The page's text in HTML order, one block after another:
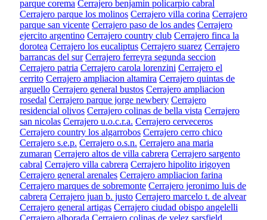
parque corema Cerrajero benjamin policarpio cabral
Cerrajero parque los molinos Cerrajero villa corina Cerrajero
parque san vicente Cerrajero paso de los andes Cerrajero
ejercito argentino Cerrajero country club Cerrajero finca la
dorotea Cerrajero los eucaliptus Cerrajero suarez Cerrajero
barrancas del sur Cerrajero ferreyra segunda seccion
Cerrajero patria Cerrajero carola lorenzini Cerrajero el
cerrito Cerrajero ampliacion altamira Cerrajero quintas de
arguello Cerrajero general bustos Cerrajero ampliacion
rosedal Cerrajero parque jorge newbery Cerrajero
residencial olivos Cerrajero colinas de bella vista Cerrajero
san nicolas Cerrajero u.o.c.r.a. Cerrajero cerveceros
Cerrajero country los algarrobos Cerrajero cerro chico
Cerrajero s.e.p. Cerrajero o.s.n. Cerrajero ana maria
zumaran Cerrajero altos de villa cabrera Cerrajero sargento
cabral Cerrajero villa cabrera Cerrajero hipolito irigoyen
Cerrajero general arenales Cerrajero ampliacion farina
Cerrajero marques de sobremonte Cerrajero jeronimo luis de
cabrera Cerrajero juan b. justo Cerrajero marcelo t. de alvear
Cerrajero general artigas Cerrajero ciudad obispo angelelli